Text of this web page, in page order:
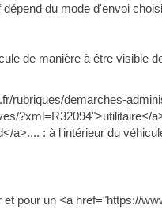
du mode d'envoi
de manière à être visible
rubriques/demarches-
?xml=R32094">utilitaire</
a>.... : à l'intérieur du
pour un <a href="https://